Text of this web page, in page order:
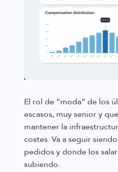
El rol de “moda” de los
escasos, muy senior y
mantener la
costes. Va a seguir
pedidos y donde los
subiendo.